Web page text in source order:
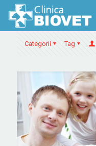
Categorii Tag